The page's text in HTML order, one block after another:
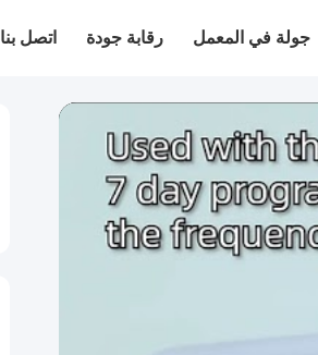
جولة في المعمل رقابة جودة اتصل بنا